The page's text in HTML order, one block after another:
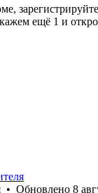
ещё 1 и
• Обновлено 8